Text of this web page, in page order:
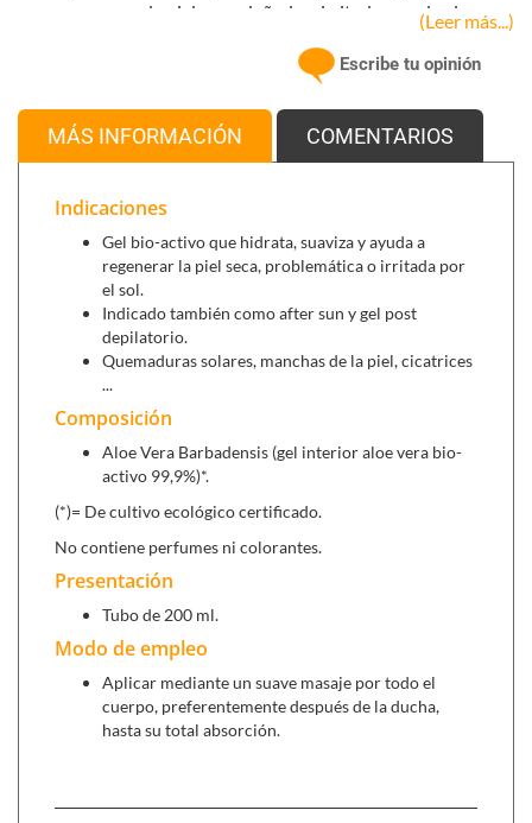
regenerar la piel seca, dañada o irritada por el sol.
En una fórmula natural sin conservantes, parabenos.
Indicado además como gel post-depilatorio y after sun,
alivia la hinchazón y calma el dolor refrescando la piel.
Puede aplicarse sobre estrías, cicatrices, pieles secas y
agrietadas, quemaduras del sol, pieles irritadas,
quemaduras menores, manchas de la piel, cicatrices. La
capacidad del aloe vera de regenerar las células le
convierte en un poderoso agente cicatrizante de todo
tipo de heridas.
Así mismo, su textura en gel refresca y calma sin dejar
sensación pegajosa.
Es 100% puro gel de Aloe, apto para todo tipo de piel.
para pieles secas con propiedades hidratantes y
Crema aloe vera (50 ml),calma, suaviza e hidrata
previniendo la descamación.
(Leer más...)
Escribe tu opinión
MÁS INFORMACIÓN COMENTARIOS
Indicaciones
Gel bio-activo que hidrata, suaviza y ayuda a
regenerar la piel seca, problemática o irritada por
el sol.
Indicado también como after sun y gel post
depilatorio.
Quemaduras solares, manchas de la piel, cicatrices
...
Composición
Aloe Vera Barbadensis (gel interior aloe vera bio-
activo 99,9%)*.
(*)= De cultivo ecológico certificado.
No contiene perfumes ni colorantes.
Presentación
Tubo de 200 ml.
Modo de empleo
Aplicar mediante un suave masaje por todo el
cuerpo, preferentemente después de la ducha,
hasta su total absorción.